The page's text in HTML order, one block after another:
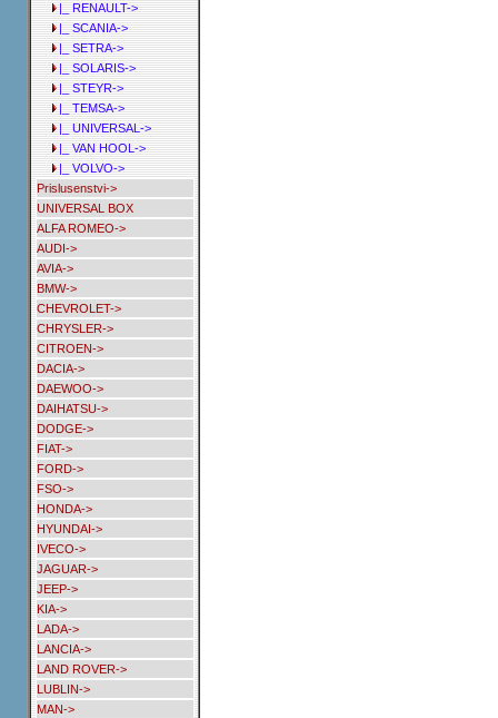
|_ RENAULT->
|_ SCANIA->
|_ SETRA->
|_ SOLARIS->
|_ STEYR->
|_ TEMSA->
|_ UNIVERSAL->
|_ VAN HOOL->
|_ VOLVO->
Prislusenstvi->
UNIVERSAL BOX
ALFA ROMEO->
AUDI->
AVIA->
BMW->
CHEVROLET->
CHRYSLER->
CITROEN->
DACIA->
DAEWOO->
DAIHATSU->
DODGE->
FIAT->
FORD->
FSO->
HONDA->
HYUNDAI->
IVECO->
JAGUAR->
JEEP->
KIA->
LADA->
LANCIA->
LAND ROVER->
LUBLIN->
MAN->